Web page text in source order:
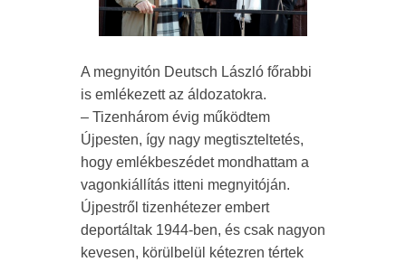
A megnyitón Deutsch László főrabbi
is emlékezett az áldozatokra.
– Tizenhárom évig működtem
Újpesten, így nagy megtiszteltetés,
hogy emlékbeszédet mondhattam a
vagonkiállítás itteni megnyitóján.
Újpestről tizenhétezer embert
deportáltak 1944-ben, és csak nagyon
kevesen, körülbelül kétezren tértek